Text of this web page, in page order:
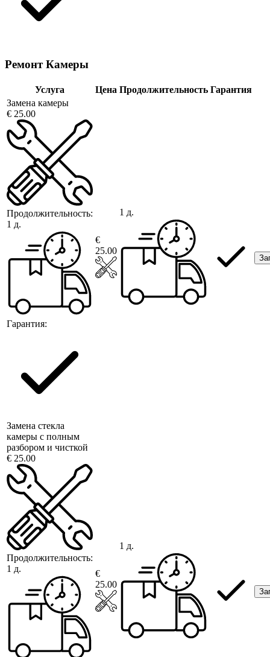
Ремонт Камеры
Услуга Цена Продолжительность Гарантия
Замена камеры
€ 25.00
Продолжительность:
1 д.
Гарантия:
€
25.00
1 д.
Замена стекла
камеры с полным
разбором и чисткой
€ 25.00
Продолжительность:
1 д.
€
25.00
1 д.